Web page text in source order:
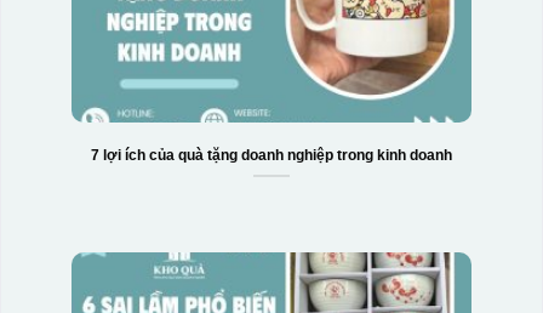
7 lợi ích của quà tặng doanh nghiệp trong kinh doanh